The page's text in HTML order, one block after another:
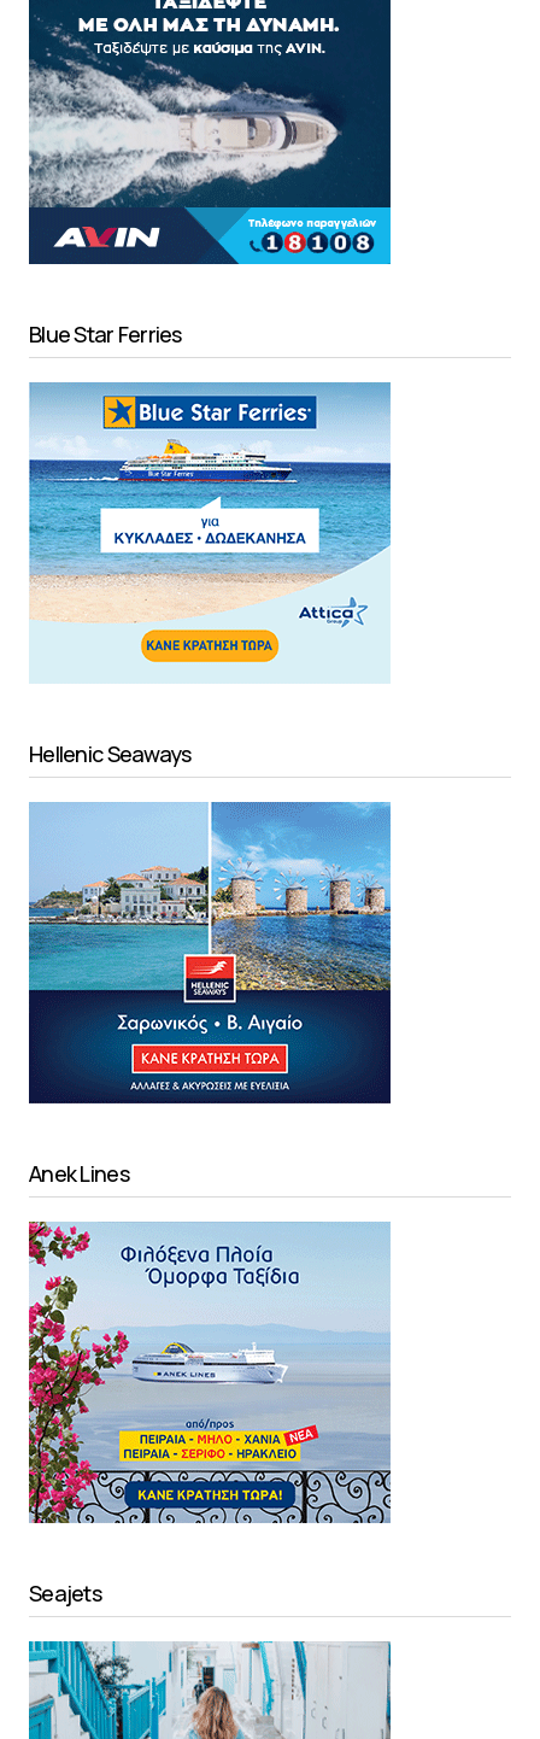
Blue Star Ferries
Hellenic Seaways
Anek Lines
Seajets